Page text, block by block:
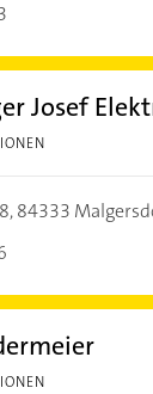
Josef
84333